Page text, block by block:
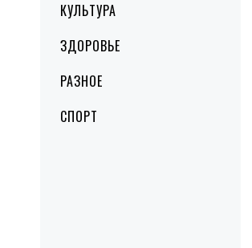
КУЛЬТУРА
ЗДОРОВЬЕ
РАЗНОЕ
СПОРТ